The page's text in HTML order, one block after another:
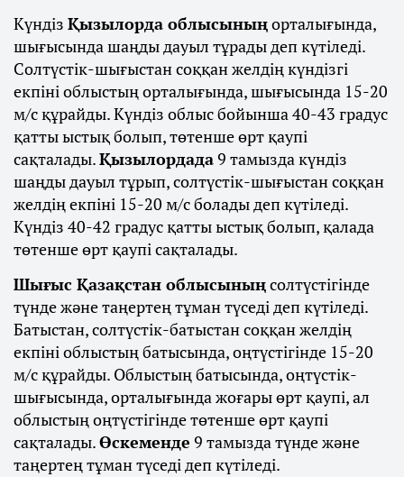
Күндіз Қызылорда облысыныңорталығында,
шығысында шаңды дауыл тұрады деп күтіледі.
Солтүстік-шығыстан соққан желдің күндізгі
екпіні облыстың орталығында, шығысында 15-20
м/с құрайды. Күндіз облыс бойынша 40-43 градус
қатты ыстық болып, төтенше өрт қаупі
сақталады.Қызылордада9 тамызда күндіз
шаңды дауыл тұрып, солтүстік-шығыстан соққан
желдің екпіні 15-20 м/с болады деп күтіледі.
Күндіз 40-42 градус қатты ыстық болып, қалада
төтенше өрт қаупі сақталады.
Шығыс Қазақстан облысыныңсолтүстігінде
түнде және таңертең тұман түседі деп күтіледі.
Батыстан, солтүстік-батыстан соққан желдің
екпіні облыстың батысында, оңтүстігінде 15-20
м/с құрайды. Облыстың батысында, оңтүстік-
шығысында, орталығында жоғары өрт қаупі, ал
облыстың оңтүстігінде төтенше өрт қаупі
сақталады.Өскеменде 9 тамызда түнде және
таңертең тұман түседі деп күтіледі.